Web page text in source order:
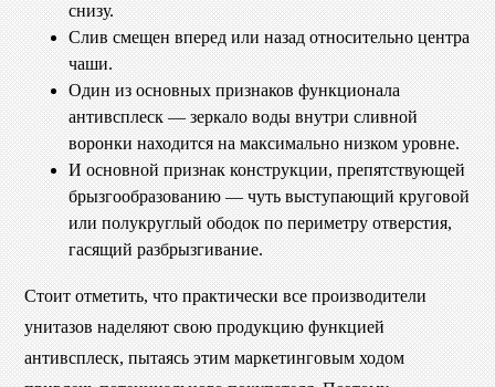
снизу.
Слив смещен вперед или назад относительно центра
чаши.
Один из основных признаков функционала
антивсплеск — зеркало воды внутри сливной
воронки находится на максимально низком уровне.
И основной признак конструкции, препятствующей
брызгообразованию — чуть выступающий круговой
или полукруглый ободок по периметру отверстия,
гасящий разбрызгивание.
Стоит отметить, что практически все производители
унитазов наделяют свою продукцию функцией
антивсплеск, пытаясь этим маркетинговым ходом